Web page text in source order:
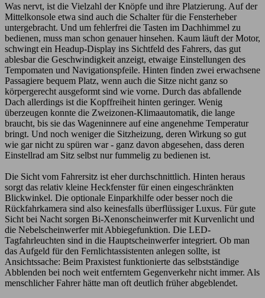
Was nervt, ist die Vielzahl der Knöpfe und ihre Platzierung. Auf der
Mittelkonsole etwa sind auch die Schalter für die Fensterheber
untergebracht. Und um fehlerfrei die Tasten im Dachhimmel zu
bedienen, muss man schon genauer hinsehen. Kaum läuft der Motor,
schwingt ein Headup-Display ins Sichtfeld des Fahrers, das gut
ablesbar die Geschwindigkeit anzeigt, etwaige Einstellungen des
Tempomaten und Navigationspfeile. Hinten finden zwei erwachsene
Passagiere bequem Platz, wenn auch die Sitze nicht ganz so
körpergerecht ausgeformt sind wie vorne. Durch das abfallende
Dach allerdings ist die Kopffreiheit hinten geringer. Wenig
überzeugen konnte die Zweizonen-Klimaautomatik, die lange
braucht, bis sie das Wageninnere auf eine angenehme Temperatur
bringt. Und noch weniger die Sitzheizung, deren Wirkung so gut
wie gar nicht zu spüren war - ganz davon abgesehen, dass deren
Einstellrad am Sitz selbst nur fummelig zu bedienen ist.
Die Sicht vom Fahrersitz ist eher durchschnittlich. Hinten heraus
sorgt das relativ kleine Heckfenster für einen eingeschränkten
Blickwinkel. Die optionale Einparkhilfe oder besser noch die
Rückfahrkamera sind also keinesfalls überflüssiger Luxus. Für gute
Sicht bei Nacht sorgen Bi-Xenonscheinwerfer mit Kurvenlicht und
die Nebelscheinwerfer mit Abbiegefunktion. Die LED-
Tagfahrleuchten sind in die Hauptscheinwerfer integriert. Ob man
das Aufgeld für den Fernlichtassistenten anlegen sollte, ist
Ansichtssache: Beim Praxistest funktionierte das selbstständige
Abblenden bei noch weit entferntem Gegenverkehr nicht immer. Als
menschlicher Fahrer hätte man oft deutlich früher abgeblendet.